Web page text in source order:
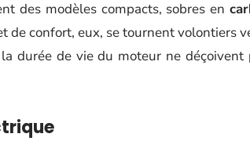
des modèles compacts, sobres en
de confort, eux, se tournent volontiers
durée de vie du moteur ne